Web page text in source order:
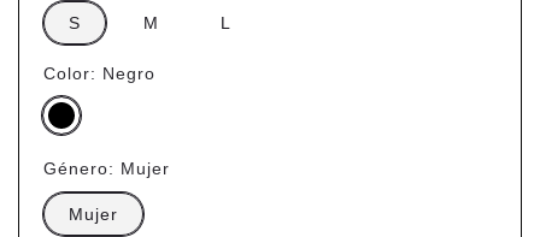
S M L
Color: Negro
Género: Mujer
Mujer